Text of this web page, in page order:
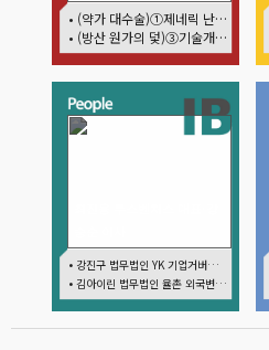
내기주 오버행 경계
• (약가 대수술)①제네릭 난립 제동…중소 제약사 수익성 비상
• (방산 원가의 덫)③기술개발까진 지원…수출은 각자도생
• 강진구 법무법인 YK 기업거버넌스센터 센터장
• 김아이린 법무법인 율촌 외국변호사